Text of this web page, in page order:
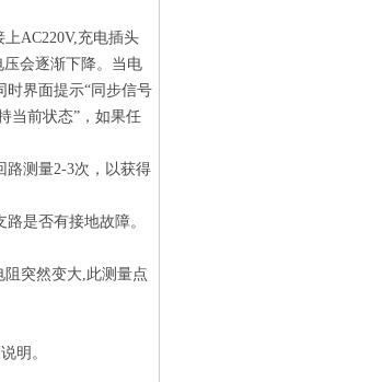
AC220V,充电插头
会逐渐下降。当电
时界面提示“同步信号
当前状态”，如果任
路测量2-3次，以获得
是否有接地故障。
突然变大,此测量点
明。